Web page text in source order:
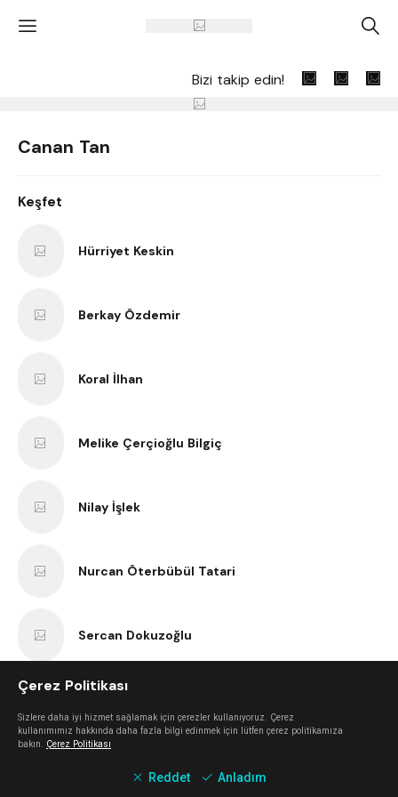
' A
Bizi takip edin!
Canan Tan
Keşfet
Hürriyet Keskin
Berkay Özdemir
Koral İlhan
Melike Çerçioğlu Bilgiç
Nilay İşlek
Nurcan Öterbübül Tatari
Sercan Dokuzoğlu
Çerez Politikası
Sizlere daha iyi hizmet sağlamak için çerezler kullanıyoruz. Çerez
kullanımımız hakkında daha fazla bilgi edinmek için lütfen çerez politikamıza
bakın. Çerez Politikası
Reddet Anladım